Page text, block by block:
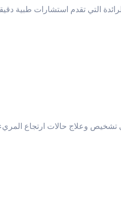
التي تقدم استشارات طبية
وعلاج حالات ارتجاع